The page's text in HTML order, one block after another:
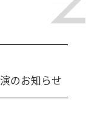
のお知らせ